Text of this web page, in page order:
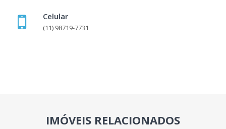
Celular
(11) 98719-7731
IMÓVEIS RELACIONADOS